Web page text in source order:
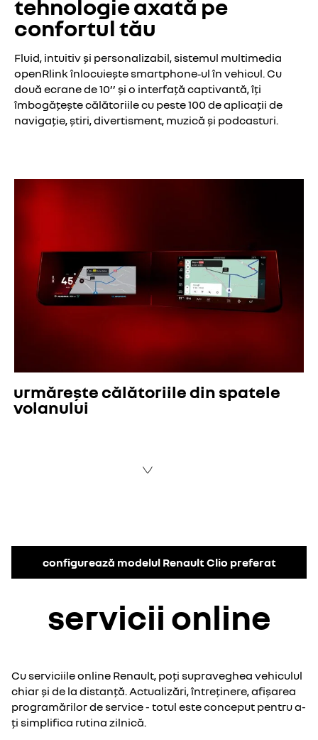
tehnologie axată pe
confortul tău
Fluid, intuitiv și personalizabil, sistemul multimedia
openRlink înlocuiește smartphone‑ul în vehicul. Cu
două ecrane de 10’’ și o interfață captivantă, îți
îmbogățește călătoriile cu peste 100 de aplicații de
navigație, știri, divertisment, muzică și podcasturi.
urmărește călătoriile din spatele
volanului
configurează modelul Renault Clio preferat
servicii online
Cu serviciile online Renault, poți supraveghea vehiculul
chiar și de la distanță. Actualizări, întreținere, afișarea
programărilor de service - totul este conceput pentru a-
ți simplifica rutina zilnică.